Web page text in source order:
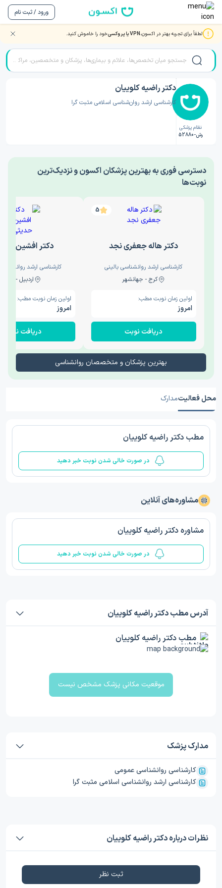
ورود / ثبت نام
لطفاً برای تجربه بهتر در اکسون،VPN یا پروکسی خود را خاموش کنید. صفحه اصلی/دکتر روانشناسی/دکتر راضیه کلوییان
نظام پزشکی
رش-52880
دکتر راضیه کلوییان
کارشناسی ارشد روان‌شناسی اسلامی مثبت گرا
‎دسترسی فوری به بهترین پزشکان اکسون و نزدیک‌ترین
نوبت‌ها
5
دکتر هاله جعفری نجد
کارشناسی ارشد روانشناسی بالینی
کرج - جهانشهر
اولین زمان نوبت مطب:
امروز
دریافت نوبت
دکتر افشین
کارشناسی ارشد
اردبیل - والی
اولین زمان نوبت مطب:
امروز
دریافت نوبت
بهترین پزشکان و متخصصان روانشناسی
محل فعالیتمدارک
مطب دکتر راضیه کلوییان
در صورت خالی شدن نوبت خبر دهید
مشاوره‌های آنلاین
مشاوره دکتر راضیه کلوییان
در صورت خالی شدن نوبت خبر دهید
آدرس مطب دکتر راضیه کلوییان
مطب دکتر راضیه کلوییان
موقعیت مکانی پزشک مشخص نیست
مدارک پزشک
کارشناسی روانشناسی عمومی
کارشناسی ارشد روانشناسی اسلامی مثبت گرا
نظرات درباره دکتر راضیه کلوییان
ثبت نظر